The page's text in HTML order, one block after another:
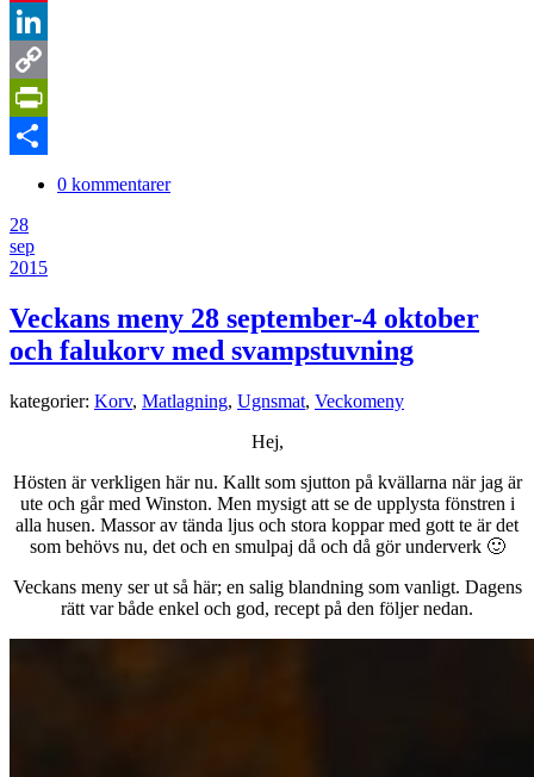
Pinterest
LinkedIn
Copy
Link
PrintFriendly
0 kommentarer
28
sep
2015
Veckans meny 28 september-4 oktober
och falukorv med svampstuvning
kategorier: Korv, Matlagning, Ugnsmat, Veckomeny
Hej,
Hösten är verkligen här nu. Kallt som sjutton på kvällarna när jag är
ute och går med Winston. Men mysigt att se de upplysta fönstren i
alla husen. Massor av tända ljus och stora koppar med gott te är det
som behövs nu, det och en smulpaj då och då gör underverk 🙂
Veckans meny ser ut så här; en salig blandning som vanligt. Dagens
rätt var både enkel och god, recept på den följer nedan.